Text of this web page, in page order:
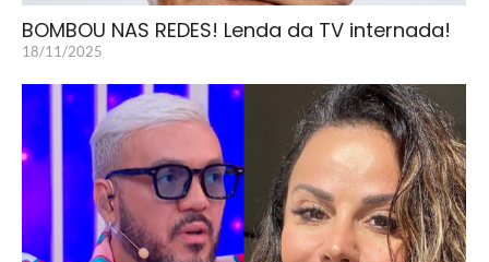
BOMBOU NAS REDES! Lenda da TV internada!
18/11/2025